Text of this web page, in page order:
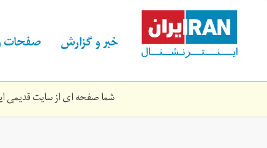
content خبر و گزارش صفحات
شما صفحه ای از سایت قدیمی